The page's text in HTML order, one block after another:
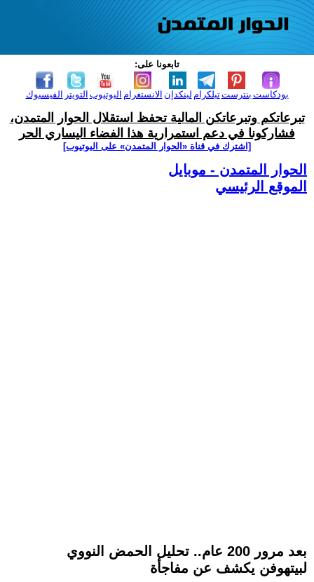
تابعونا على:
الفيسبوك التويتر اليوتيوب الانستغرام لينكدإن تيلكرامبنترست بودكاست
تبرعاتكم وتبرعاتكن المالية تحفظ استقلال الحوار المتمدن،
فشاركونا في دعم استمرارية هذا الفضاء اليساري الحر
[اشترك في قناة ‫«الحوار المتمدن» على اليوتيوب]
الحوار المتمدن - موبايل
الموقع الرئيسي
بعد مرور 200 عام.. تحليل الحمض النووي
لبيتهوفن يكشف عن مفاجأة